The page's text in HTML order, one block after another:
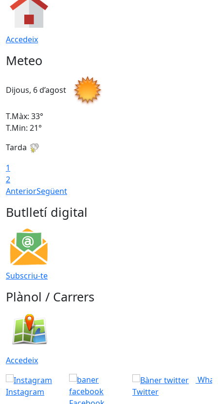
Accedeix
Meteo
Dijous, 6 d’agost
T.Màx: 33°
T.Min: 21°
Tarda
1
2
AnteriorSegüent
Butlletí digital
Subscriu-te
Plànol / Carrers
Accedeix
Instagram
Twitter